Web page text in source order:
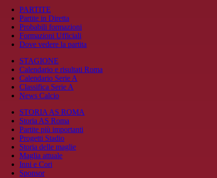
PARTITE
Partite in Diretta
Probabili formazioni
Formazioni Ufficiali
Dove vedere la partita
STAGIONE
Calendario e risultati Roma
Calendario Serie A
Classifica Serie A
News Calcio
STORIA AS ROMA
Storia AS Roma
Partite più importanti
Progetti Stadio
Storia delle maglie
Maglia attuale
Inni e Cori
Sponsor